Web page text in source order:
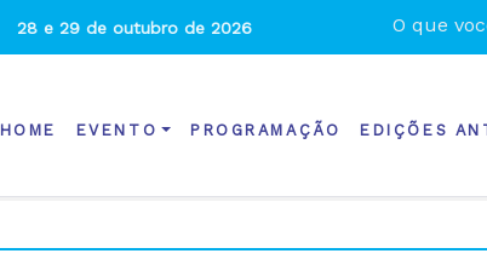
28 e 29 de outubro de 2026
HOME EVENTO PROGRAMAÇÃO EDIÇÕES